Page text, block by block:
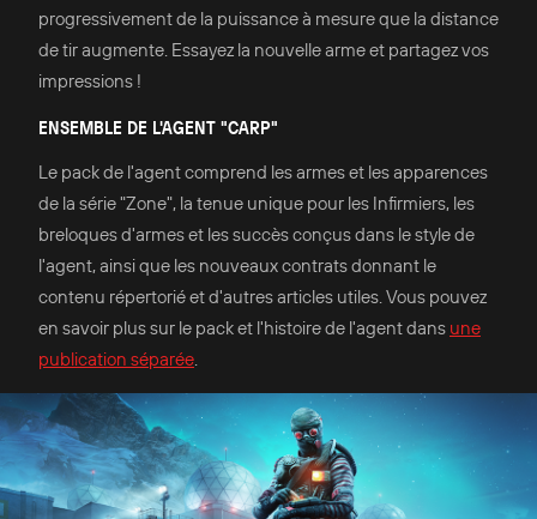
progressivement de la puissance à mesure que la distance
de tir augmente. Essayez la nouvelle arme et partagez vos
impressions !
ENSEMBLE DE L'AGENT "CARP"
Le pack de l'agent comprend les armes et les apparences
de la série "Zone", la tenue unique pour les Infirmiers, les
breloques d'armes et les succès conçus dans le style de
l'agent, ainsi que les nouveaux contrats donnant le
contenu répertorié et d'autres articles utiles. Vous pouvez
en savoir plus sur le pack et l'histoire de l'agent dans une
publication séparée.